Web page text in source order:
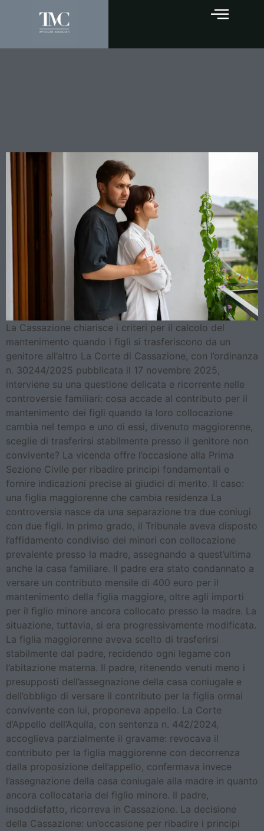
La Cassazione chiarisce i criteri per il calcolo del
mantenimento quando i figli si trasferiscono da un
genitore all’altro La Corte di Cassazione, con l’ordinanza
n. 30244/2025 pubblicata il 17 novembre 2025,
interviene su una questione delicata e ricorrente nelle
controversie familiari: cosa accade al contributo per il
mantenimento dei figli quando la loro collocazione
cambia nel tempo e uno di essi, divenuto maggiorenne,
sceglie di trasferirsi stabilmente presso il genitore non
convivente? La vicenda offre l’occasione alla Prima
Sezione Civile per ribadire principi fondamentali e
fornire indicazioni precise ai giudici di merito. Il caso:
una figlia maggiorenne che cambia residenza La
controversia nasce da una separazione tra due coniugi
con due figli. In primo grado, il Tribunale aveva disposto
l’affidamento condiviso dei minori con collocazione
prevalente presso la madre, assegnando a quest’ultima
anche la casa familiare. Il padre era stato condannato a
versare un contributo mensile di 400 euro per il
mantenimento della figlia maggiore, oltre agli importi
per il figlio minore ancora collocato presso la madre. La
situazione, tuttavia, si era progressivamente modificata.
La figlia maggiorenne aveva scelto di trasferirsi
stabilmente dal padre, recidendo ogni legame con
l’abitazione materna. Il padre, ritenendo venuti meno i
presupposti dell’assegnazione della casa coniugale e
dell’obbligo di versare il contributo per la figlia ormai
convivente con lui, proponeva appello. La Corte
d’Appello dell’Aquila, con sentenza n. 442/2024,
accoglieva parzialmente il gravame: revocava il
contributo per la figlia maggiorenne con decorrenza
dalla proposizione dell’appello, confermava invece
l’assegnazione della casa coniugale alla madre in quanto
ancora collocataria del figlio minore. Il padre,
insoddisfatto, ricorreva in Cassazione. La decisione
della Cassazione: un’occasione per ribadire i principi